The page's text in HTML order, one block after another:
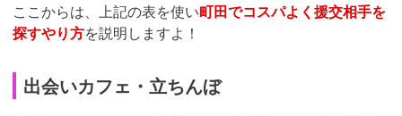
ここからは、上記の表を使い町田でコスパよく援交相手を
探すやり方を説明しますよ！
出会いカフェ・立ちんぼ